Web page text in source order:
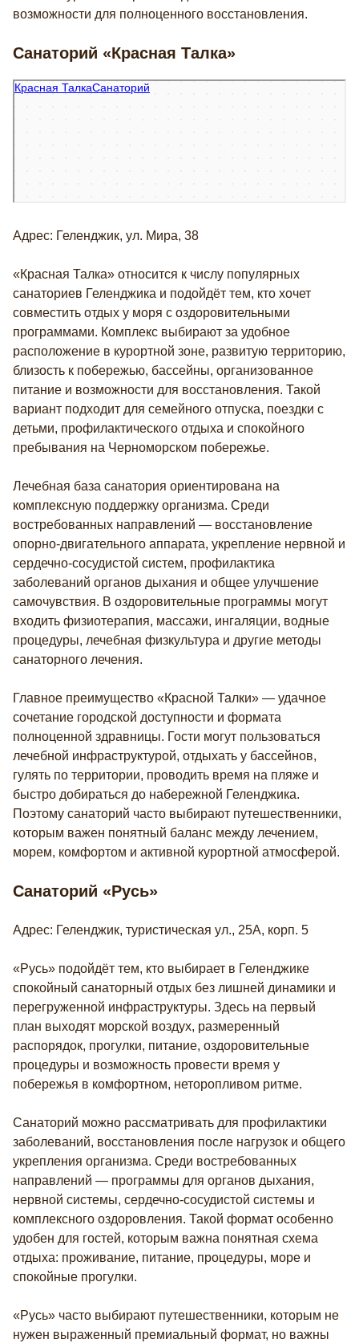
возможности для полноценного восстановления.
Санаторий «Красная Талка»
Красная Талка
Санаторий в Геленджике
Адрес: Геленджик, ул. Мира, 38
«Красная Талка» относится к числу популярных
санаториев Геленджика и подойдёт тем, кто хочет
совместить отдых у моря с оздоровительными
программами. Комплекс выбирают за удобное
расположение в курортной зоне, развитую территорию,
близость к побережью, бассейны, организованное
питание и возможности для восстановления. Такой
вариант подходит для семейного отпуска, поездки с
детьми, профилактического отдыха и спокойного
пребывания на Черноморском побережье.
Лечебная база санатория ориентирована на
комплексную поддержку организма. Среди
востребованных направлений — восстановление
опорно-двигательного аппарата, укрепление нервной и
сердечно-сосудистой систем, профилактика
заболеваний органов дыхания и общее улучшение
самочувствия. В оздоровительные программы могут
входить физиотерапия, массажи, ингаляции, водные
процедуры, лечебная физкультура и другие методы
санаторного лечения.
Главное преимущество «Красной Талки» — удачное
сочетание городской доступности и формата
полноценной здравницы. Гости могут пользоваться
лечебной инфраструктурой, отдыхать у бассейнов,
гулять по территории, проводить время на пляже и
быстро добираться до набережной Геленджика.
Поэтому санаторий часто выбирают путешественники,
которым важен понятный баланс между лечением,
морем, комфортом и активной курортной атмосферой.
Санаторий «Русь»
Адрес: Геленджик, туристическая ул., 25А, корп. 5
«Русь» подойдёт тем, кто выбирает в Геленджике
спокойный санаторный отдых без лишней динамики и
перегруженной инфраструктуры. Здесь на первый
план выходят морской воздух, размеренный
распорядок, прогулки, питание, оздоровительные
процедуры и возможность провести время у
побережья в комфортном, неторопливом ритме.
Санаторий можно рассматривать для профилактики
заболеваний, восстановления после нагрузок и общего
укрепления организма. Среди востребованных
направлений — программы для органов дыхания,
нервной системы, сердечно-сосудистой системы и
комплексного оздоровления. Такой формат особенно
удобен для гостей, которым важна понятная схема
отдыха: проживание, питание, процедуры, море и
спокойные прогулки.
«Русь» часто выбирают путешественники, которым не
нужен выраженный премиальный формат, но важны